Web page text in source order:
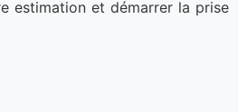
estimation et démarrer la prise